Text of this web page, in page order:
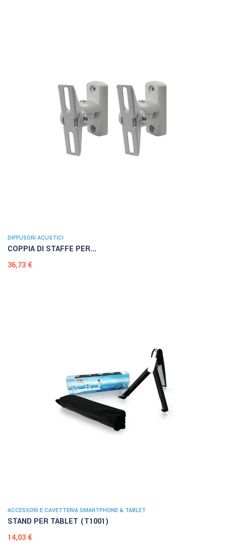
DIFFUSORI ACUSTICI
COPPIA DI STAFFE PER...
Prezzo
36,73 €
ACCESSORI E CAVETTERIA SMARTPHONE & TABLET
STAND PER TABLET (T1001)
Prezzo
14,03 €